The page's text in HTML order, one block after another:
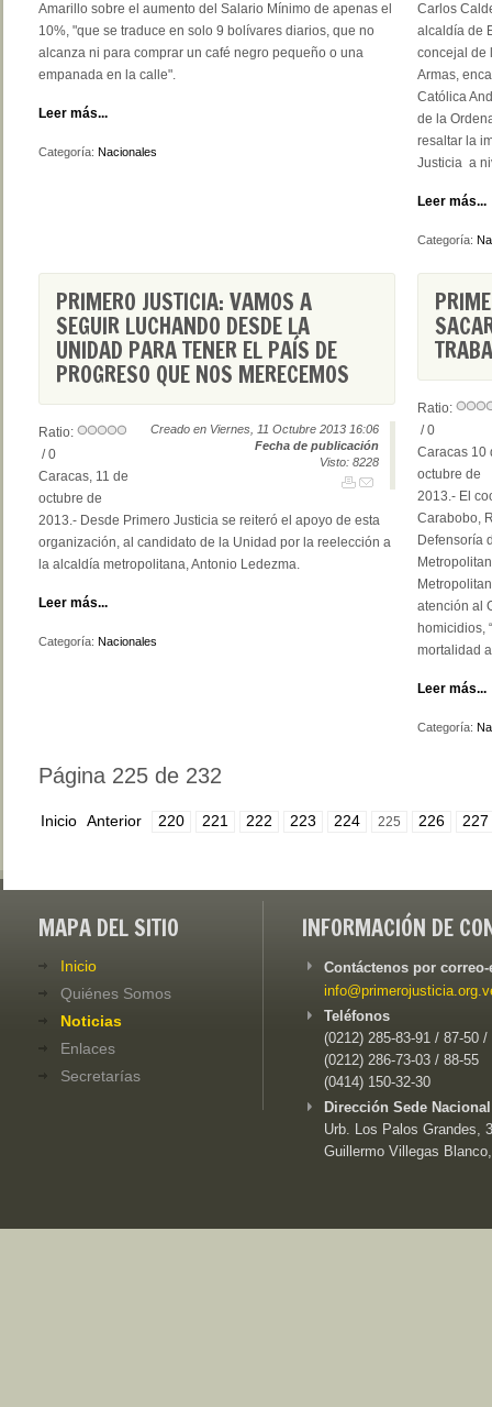
Amarillo sobre el aumento del Salario Mínimo de apenas el
10%, "que se traduce en solo 9 bolívares diarios, que no
alcanza ni para comprar un café negro pequeño o una
empanada en la calle".
Leer más...
Categoría: Nacionales
Carlos
alcaldía de
concejal de
Armas,
Católica
de la
resaltar la
Justicia a
Leer más...
Categoría:
PRIMERO JUSTICIA: VAMOS A
SEGUIR LUCHANDO DESDE LA
UNIDAD PARA TENER EL PAÍS DE
PROGRESO QUE NOS MERECEMOS
Creado en Viernes, 11 Octubre 2013 16:06
Fecha de publicación
Visto: 8228
Ratio:
/ 0
Caracas, 11 de
octubre de
2013.- Desde Primero Justicia se reiteró el apoyo de esta
organización, al candidato de la Unidad por la reelección a
la alcaldía metropolitana, Antonio Ledezma.
Leer más...
Categoría: Nacionales
Ratio:
/ 0
Caracas 10
octubre de
2013.- El
Carabobo,
Defensoría
atención al
homicidios,
mortalidad
Leer más...
Categoría:
Página 225 de 232
Inicio Anterior 220 221 222 223 224 225 226 227
MAPA DEL SITIO
Inicio
Quiénes Somos
Noticias
Enlaces
Secretarías
INFORMACIÓN DE
Contáctenos por
Teléfonos
(0212) 285-83-91 / 87-50 /
(0212) 286-73-03 / 88-55
(0414) 150-32-30
Dirección Sede
Urb. Los Palos Grandes,
Guillermo Villegas